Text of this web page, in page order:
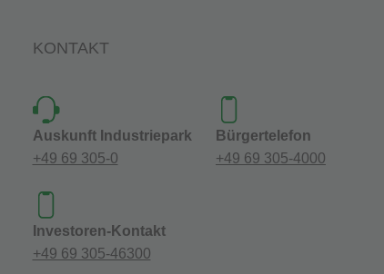
KONTAKT
Auskunft Industriepark
+49 69 305-0
Bürgertelefon
+49 69 305-4000
Investoren-Kontakt
+49 69 305-46300